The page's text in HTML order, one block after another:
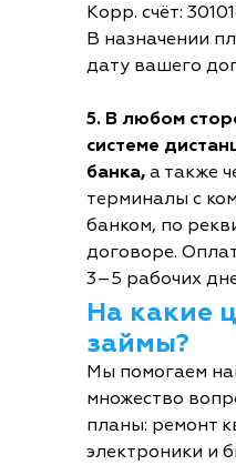
Корр. счёт:
В назначении
дату вашего
5. В любом
системе
банка, а также
терминалы с
банком, по
договоре.
3–5 рабочих
На какие
займы?
Мы помогаем
множество
планы: ремонт
электроники и